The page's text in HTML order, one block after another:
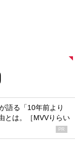
語る「10年前より
とは。［MVVりらい
PR